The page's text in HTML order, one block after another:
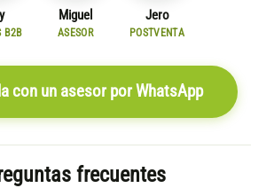
B2B
Miguel
ASESOR
Jero
POSTVENTA
con un asesor por WhatsApp
frecuentes